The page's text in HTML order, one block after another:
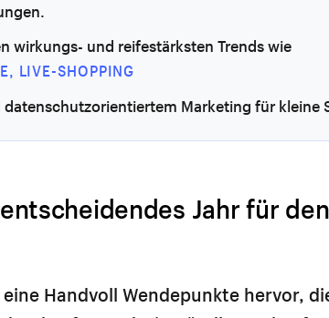
wirkungs- und reifestärksten Trends wie
LIVE-SHOPPING
Marketing für kleine
Jahr für
Handvoll Wendepunkte hervor,